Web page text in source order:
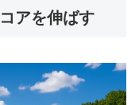
アを伸ばす